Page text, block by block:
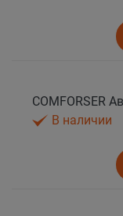
В наличии